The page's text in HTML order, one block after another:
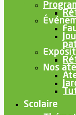
Nos
Scolaire